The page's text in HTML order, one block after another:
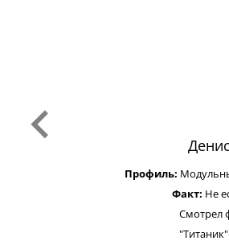
Денис П.
Профиль:Модульный
Не ест мясо.
Смотрел фильм
"Титаник" 7 раз.